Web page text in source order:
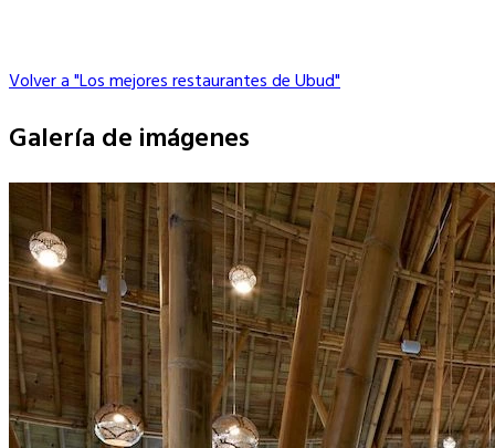
Volver a "Los mejores restaurantes de Ubud"
Galería de imágenes